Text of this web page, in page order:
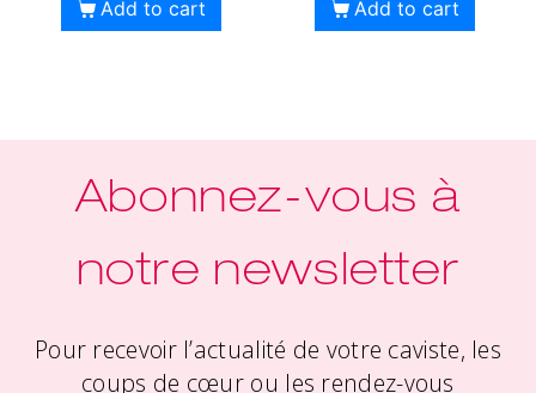
Add to cart Add to cart
Abonnez-vous à
notre newsletter
Pour recevoir l’actualité de votre caviste, les
coups de cœur ou les rendez-vous